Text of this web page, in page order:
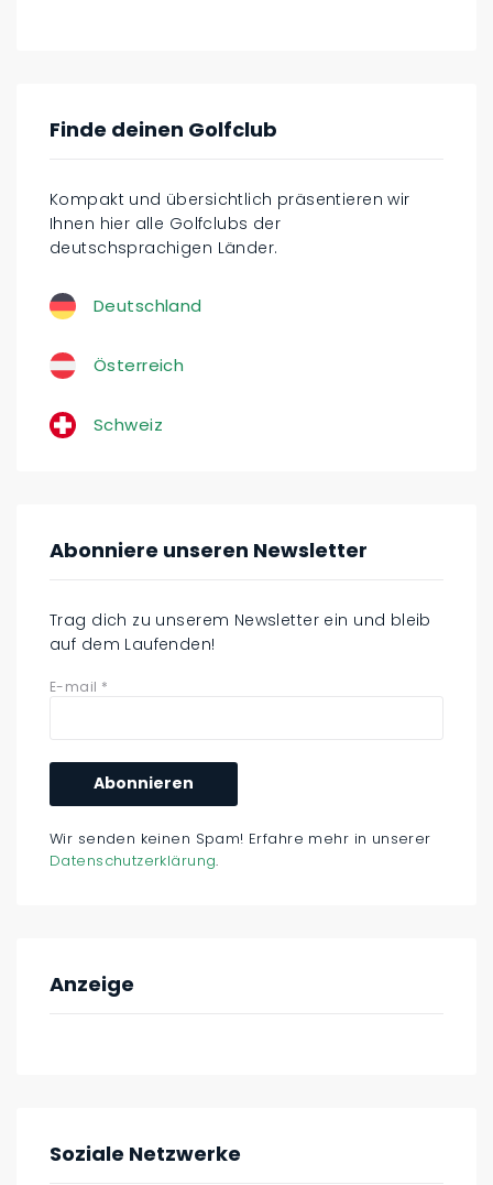
Finde deinen Golfclub
Kompakt und übersichtlich präsentieren wir
Ihnen hier alle Golfclubs der
deutschsprachigen Länder.
Deutschland
Österreich
Schweiz
Abonniere unseren Newsletter
Trag dich zu unserem Newsletter ein und bleib
auf dem Laufenden!
E-mail *
Wir senden keinen Spam! Erfahre mehr in unserer
Datenschutzerklärung.
Anzeige
Soziale Netzwerke